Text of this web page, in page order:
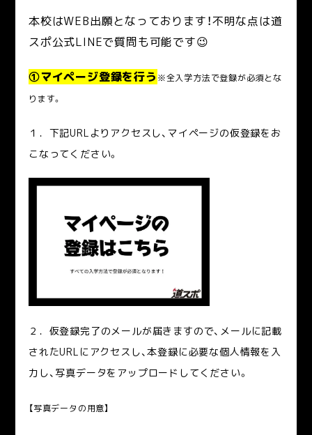
本校はWEB出願となっております！不明な点は道
スポ公式LINEで質問も可能です😉
①マイページ登録を行う ※全入学方法で登録が必須とな
ります。
１．下記URLよりアクセスし、マイページの仮登録をお
こなってください。
２．仮登録完了のメールが届きますので、メールに記載
されたURLにアクセスし、本登録に必要な個人情報を 入
力し、写真データをアップロードしてください。
【写真データの用意】